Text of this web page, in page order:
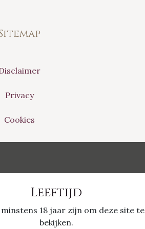
Privacy
Cookies
Leeftijd
18 jaar zijn om deze site te
bekijken.